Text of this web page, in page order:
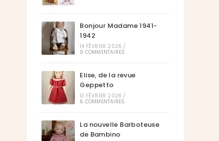
Bonjour Madame 1941-
1942
14 FÉVRIER 2026 /
9 COMMENTAIRES
Elise, de la revue
Geppetto
13 FÉVRIER 2026 /
6 COMMENTAIRES
La nouvelle Barboteuse
de Bambino